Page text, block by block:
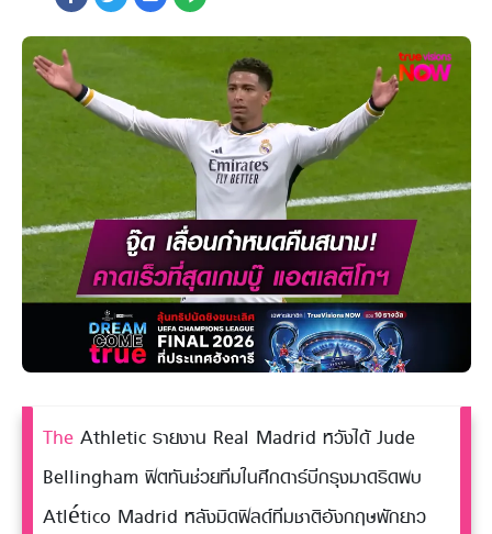
หาร้านร่วมรายการ
FAQs
The Athletic รายงาน Real Madrid หวังได้ Jude
Bellingham ฟิตทันช่วยทีมในศึกดาร์บีกรุงมาดริดพบ
Atlético Madrid หลังมิดฟิลด์ทีมชาติอังกฤษพักยาว